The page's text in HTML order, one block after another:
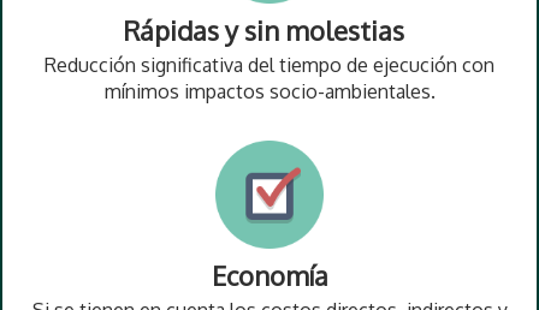
Rápidas y sin molestias
Reducción significativa del tiempo de ejecución con
mínimos impactos socio-ambientales.
Economía